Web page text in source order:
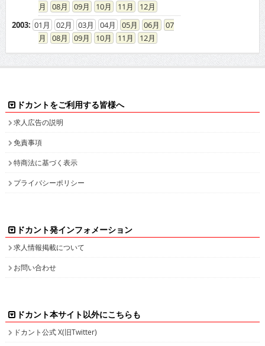
08
09 10 11
12
2003: 01 02 03 04 05 06
07
08
09 10 11 12
ドカントをご利用する皆様へ
求人広告の説明
免責事項
特商法に基づく表示
プライバシーポリシー
ドカント発インフォメーション
求人情報掲載について
お問い合わせ
ドカント本サイト以外にこちらも
ドカント公式 X(旧Twitter)